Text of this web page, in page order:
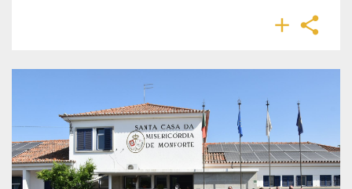
 